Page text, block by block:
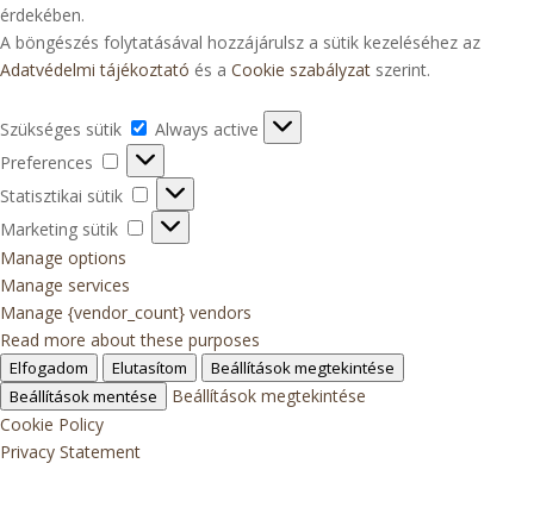
érdekében.
A böngészés folytatásával hozzájárulsz a sütik kezeléséhez az
Adatvédelmi tájékoztató és a Cookie szabályzat szerint.
Szükséges sütik
Szükséges
sütik
Always active
Preferences
Preferences
Statisztikai sütik
Statisztikai
sütik
Marketing sütik
Marketing
sütik
Manage options
Manage services
Manage {vendor_count} vendors
Read more about these purposes
Elfogadom Elutasítom
Beállítások megtekintése
Beállítások mentése
Beállítások megtekintése
Cookie Policy
Privacy Statement